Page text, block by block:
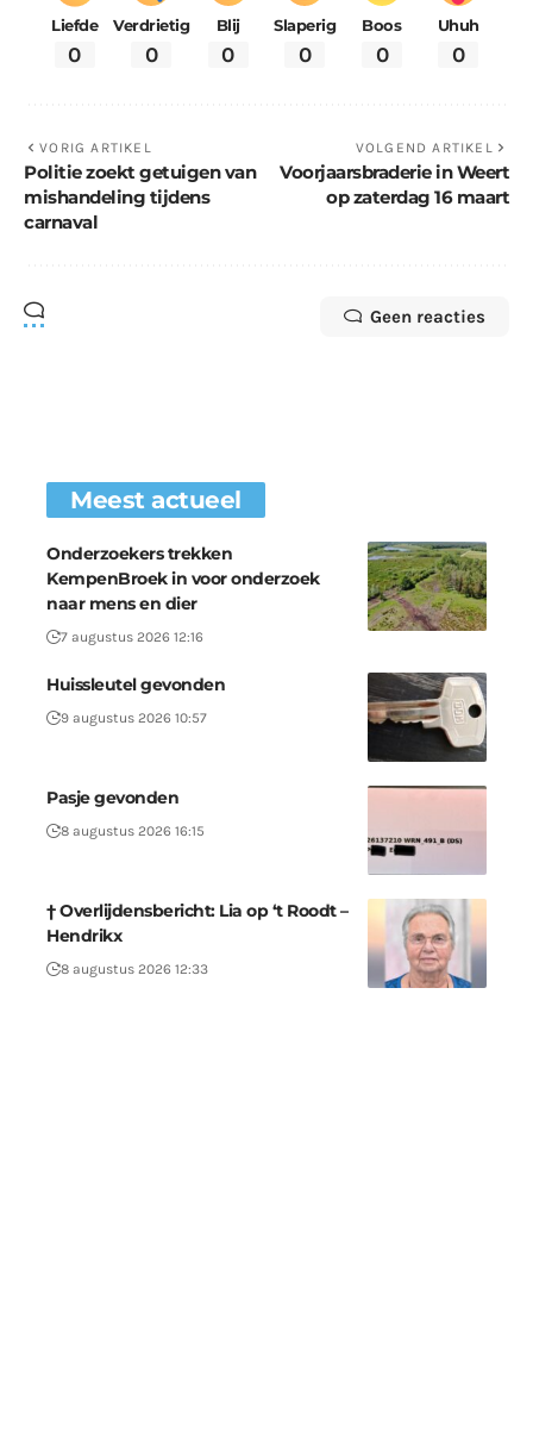
Liefde
0
Verdrietig
0
Blij
0
Slaperig
0
Boos
0
Uhuh
0
VORIG ARTIKEL
Politie zoekt getuigen van
mishandeling tijdens
carnaval
VOLGEND ARTIKEL
Voorjaarsbraderie in Weert
op zaterdag 16 maart
Geen reacties
Meest actueel
Onderzoekers trekken
KempenBroek in voor onderzoek
naar mens en dier
7 augustus 2026 12:16
Huissleutel gevonden
9 augustus 2026 10:57
Pasje gevonden
8 augustus 2026 16:15
† Overlijdensbericht: Lia op ‘t Roodt –
Hendrikx
8 augustus 2026 12:33